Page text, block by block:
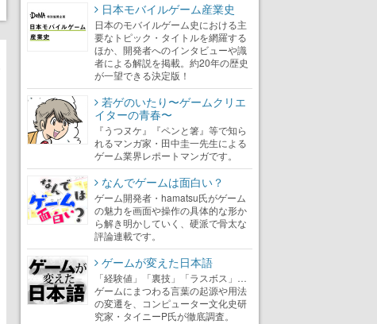
日本モバイルゲーム産業史
日本のモバイルゲーム史における主
要なトピック・タイトルを網羅する
ほか、開発者へのインタビューや識
者による解説を掲載。約20年の歴史
が一望できる決定版！
若ゲのいたり〜ゲームクリエ
イターの青春〜
『うつヌケ』『ペンと箸』等で知ら
れるマンガ家・田中圭一先生による
ゲーム業界レポートマンガです。
なんでゲームは面白い？
ゲーム開発者・hamatsu氏がゲーム
の魅力を画面や操作の具体的な形か
ら解き明かしていく、硬派で骨太な
評論連載です。
ゲームが変えた日本語
「経験値」「裏技」「ラスボス」…
ゲームにまつわる言葉の起源や用法
の変遷を、コンピューター文化史研
究家・タイニーP氏が徹底調査。